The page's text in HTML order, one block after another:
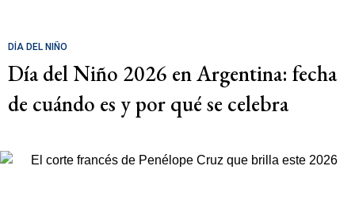
DÍA DEL NIÑO
Día del Niño 2026 en Argentina: fecha
de cuándo es y por qué se celebra